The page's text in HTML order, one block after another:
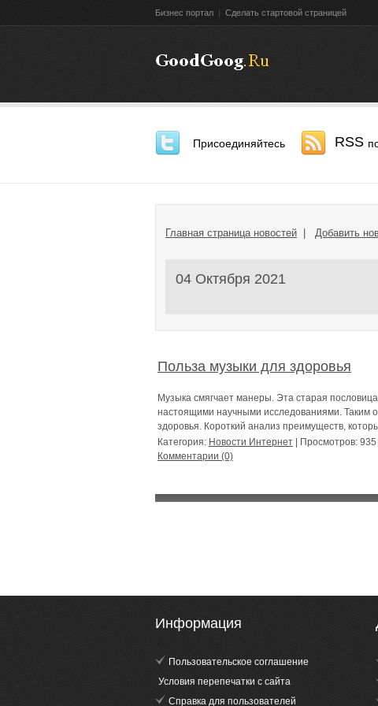
Бизнес портал | Сделать стартовой страницей
Присоединяйтесь RSS
Главная страница новостей Добавить
04 Октября 2021
Польза музыки для здоровья
Музыка смягчает манеры. Эта старая
настоящими научными исследованиями. Таким
здоровья. Короткий анализ преимуществ,
Категория: Новости Интернет | Просмотров:
Комментарии (0)
Информация
Пользовательское соглашение
Условия перепечатки с сайта
Справка для пользователей